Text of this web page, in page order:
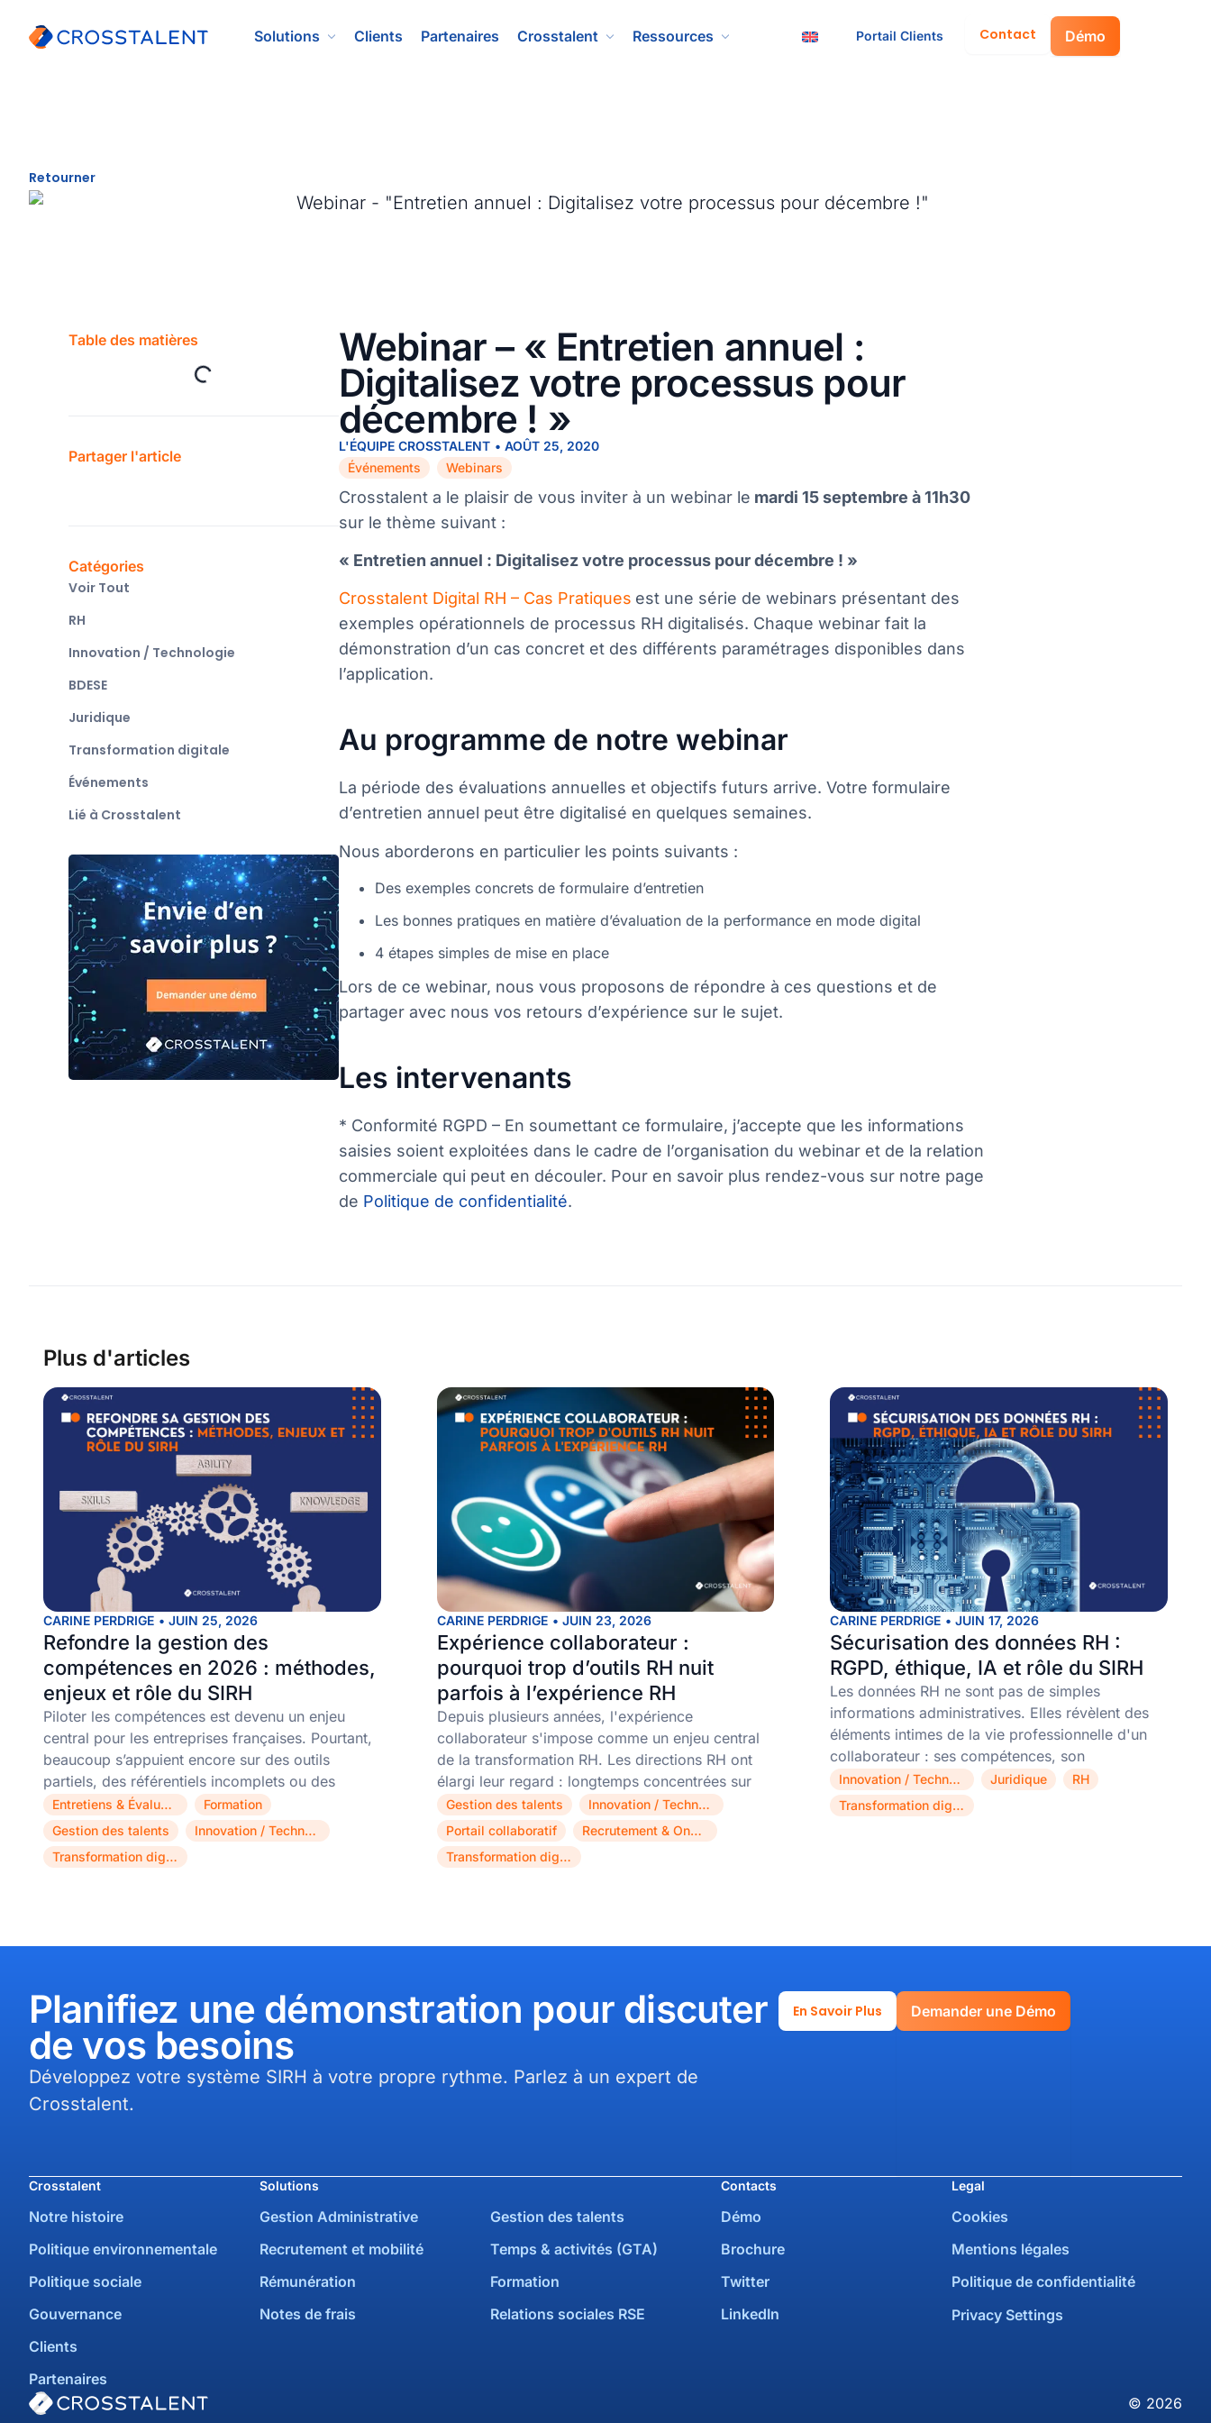
Solutions Clients Partenaires Crosstalent Ressources Portail Clients Contact Démo
Retourner
Table des matières
Partager l'article
Catégories
Voir Tout
RH
Innovation / Technologie
BDESE
Juridique
Transformation digitale
Événements
Lié à Crosstalent
Webinar – « Entretien annuel :
Digitalisez votre processus pour
décembre ! »
L'ÉQUIPE CROSSTALENT • AOÛT 25, 2020
Événements
Webinars
Crosstalent a le plaisir de vous inviter à un webinar le mardi 15 septembre à 11h30
sur le thème suivant :
« Entretien annuel : Digitalisez votre processus pour décembre ! »
Crosstalent Digital RH – Cas Pratiques est une série de webinars présentant des
exemples opérationnels de processus RH digitalisés. Chaque webinar fait la
démonstration d’un cas concret et des différents paramétrages disponibles dans
l’application.
Au programme de notre webinar
La période des évaluations annuelles et objectifs futurs arrive. Votre formulaire
d’entretien annuel peut être digitalisé en quelques semaines.
Nous aborderons en particulier les points suivants :
Des exemples concrets de formulaire d’entretien
Les bonnes pratiques en matière d’évaluation de la performance en mode digital
4 étapes simples de mise en place
Lors de ce webinar, nous vous proposons de répondre à ces questions et de
partager avec nous vos retours d’expérience sur le sujet.
Les intervenants
* Conformité RGPD – En soumettant ce formulaire, j’accepte que les informations
saisies soient exploitées dans le cadre de l’organisation du webinar et de la relation
commerciale qui peut en découler. Pour en savoir plus rendez-vous sur notre page
de Politique de confidentialité.
Plus d'articles
CARINE PERDRIGE • JUIN 25, 2026
Refondre la gestion des
compétences en 2026 : méthodes,
enjeux et rôle du SIRH
Piloter les compétences est devenu un enjeu
central pour les entreprises françaises. Pourtant,
beaucoup s’appuient encore sur des outils
partiels, des référentiels incomplets ou des
Entretiens & Évaluations Formation
Gestion des talents
Innovation / Technologie
Transformation digitale
CARINE PERDRIGE • JUIN 23, 2026
Expérience collaborateur :
pourquoi trop d’outils RH nuit
parfois à l’expérience RH
Depuis plusieurs années, l'expérience
collaborateur s'impose comme un enjeu central
de la transformation RH. Les directions RH ont
élargi leur regard : longtemps concentrées sur
Gestion des talents , Innovation / Technologie
,
Portail collaboratif , Recrutement & Onboarding
,
Transformation digitale
CARINE PERDRIGE •JUIN 17, 2026
Sécurisation des données RH :
RGPD, éthique, IA et rôle du SIRH
Les données RH ne sont pas de simples
informations administratives. Elles révèlent des
éléments intimes de la vie professionnelle d'un
collaborateur : ses compétences, son
Innovation / Technologie , Juridique , RH
Transformation digitale
Planifiez une démonstration pour discuter
de vos besoins​
Développez votre système SIRH à votre propre rythme. Parlez à un expert de
Crosstalent.
En Savoir Plus Demander une Démo
Crosstalent
Notre histoire
Politique environnementale
Politique sociale
Gouvernance
Clients
Partenaires
Solutions
Gestion Administrative
Recrutement et mobilité
Rémunération
Notes de frais
Gestion des talents
Temps & activités (GTA)
Formation
Relations sociales RSE
Contacts
Démo
Brochure
Twitter
LinkedIn
Legal
Cookies
Mentions légales
Politique de confidentialité
Privacy Settings
© 2026